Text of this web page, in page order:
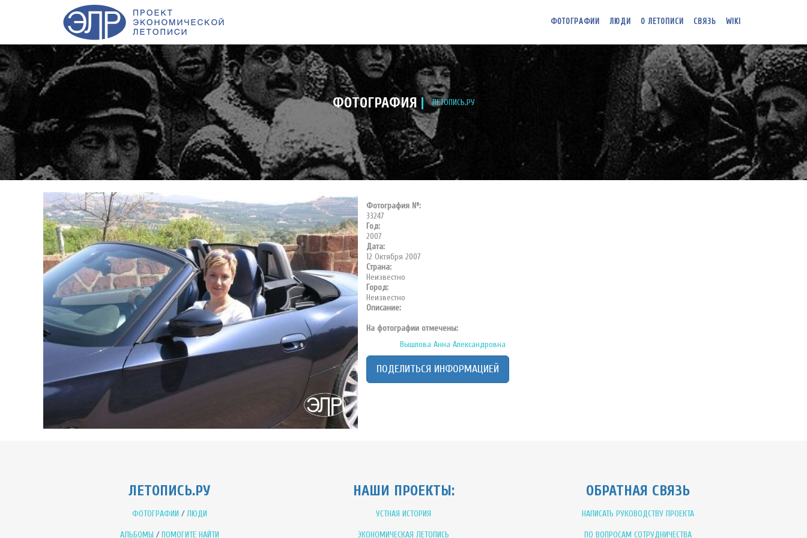
ФОТОГРАФИИ ЛЮДИ О ЛЕТОПИСИ СВЯЗЬ WIKI
ФОТОГРАФИЯ ЛЕТОПИСЬ.РУ
Фотография №:
33247
Год:
2007
Дата:
12 Октября 2007
Страна:
Неизвестно
Город:
Неизвестно
Описание:
На фотографии отмечены:
Вышлова Анна Александровна
ПОДЕЛИТЬСЯ ИНФОРМАЦИЕЙ
ЛЕТОПИСЬ.РУ
ФОТОГРАФИИ /ЛЮДИ
АЛЬБОМЫ /ПОМОГИТЕ НАЙТИ
НАШИ ПРОЕКТЫ:
УСТНАЯ ИСТОРИЯ
ЭКОНОМИЧЕСКАЯ ЛЕТОПИСЬ
ОБРАТНАЯ СВЯЗЬ
НАПИСАТЬ РУКОВОДСТВУ ПРОЕКТА
ПО ВОПРОСАМ СОТРУДНИЧЕСТВА